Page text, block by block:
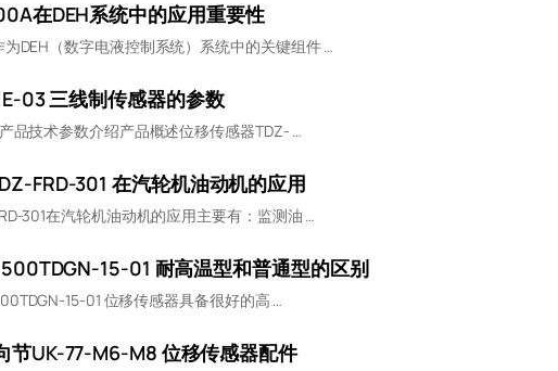
在DEH系统中的应用重要性
DEH（数字电液控制系统）系统中的关键组件 …
03 三线制传感器的参数
品技术参数介绍产品概述位移传感器TDZ- …
FRD-301 在汽轮机油动机的应用
301在汽轮机油动机的应用主要有：监测油 …
15-01 耐高温型和普通型的区别
15-01 位移传感器具备很好的高 …
节UK-77-M6-M8 位移传感器配件